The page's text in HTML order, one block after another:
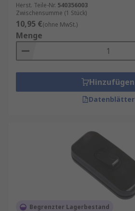
Herst. Teile-Nr. 540356003
Zwischensumme (1 Stück)
10,95 €(ohne MwSt.)
Menge
Hinzufügen
Datenblätter
Begrenzter Lagerbestand